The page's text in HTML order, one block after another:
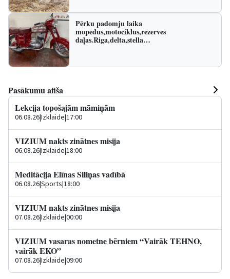
Pērku padomju laika
mopēdus,motociklus,rezerves
daļas.Riga,delta,stella…
Pasākumu afiša
Lekcija topošajām māmiņām
06.08.26|Izklaide|17:00
VIZIUM nakts zinātnes misija
06.08.26|Izklaide|18:00
Meditācija Elīnas Siliņas vadībā
06.08.26|Sports|18:00
VIZIUM nakts zinātnes misija
07.08.26|Izklaide|00:00
VIZIUM vasaras nometne bērniem “Vairāk TEHNO,
vairāk EKO”
07.08.26|Izklaide|09:00